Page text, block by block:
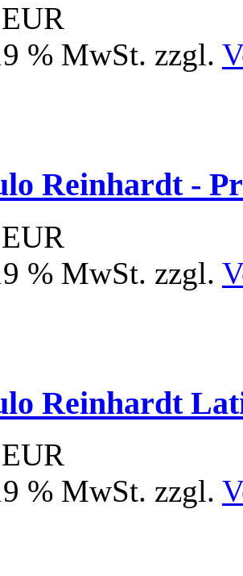
% MwSt. zzgl.
Reinhardt -
% MwSt. zzgl.
Reinhardt
% MwSt. zzgl.